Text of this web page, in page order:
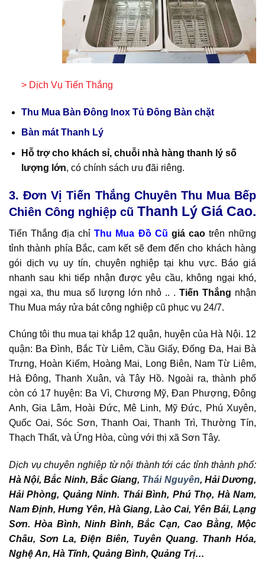
> Dịch Vụ Tiến Thắng
Thu Mua Bàn Đông Inox Tủ Đông Bàn chặt
Bàn mát Thanh Lý
Hỗ trợ cho khách sỉ, chuỗi nhà hàng thanh lý số
lượng lớn, có chính sách ưu đãi riêng.
3. Đơn Vị Tiến Thắng Chuyên Thu Mua Bếp
Chiên Công nghiệp cũ Thanh Lý Giá Cao.
Tiến Thắng địa chỉThu Mua Đồ Cũ giá caotrên những
tỉnh thành phía Bắc, cam kết sẽ đem đến cho khách hàng
gói dịch vụ uy tín, chuyên nghiệp tại khu vực. Báo giá
nhanh sau khi tiếp nhận được yêu cầu, không ngại khó,
ngại xa, thu mua số lượng lớn nhỏ .. .Tiến Thắng nhận
Thu Mua máy rửa bát công nghiệp cũ phục vụ 24/7.
Chúng tôi thu mua tại khắp 12 quận, huyện của Hà Nội. 12
quận: Ba Đình, Bắc Từ Liêm, Cầu Giấy, Đống Đa, Hai Bà
Trưng, Hoàn Kiếm, Hoàng Mai, Long Biên, Nam Từ Liêm,
Hà Đông, Thanh Xuân, và Tây Hồ. Ngoài ra, thành phố
còn có 17 huyện: Ba Vì, Chương Mỹ, Đan Phượng, Đông
Anh, Gia Lâm, Hoài Đức, Mê Linh, Mỹ Đức, Phú Xuyên,
Quốc Oai, Sóc Sơn, Thanh Oai, Thanh Trì, Thường Tín,
Thạch Thất, và Ứng Hòa, cùng với thị xã Sơn Tây.
Dịch vụ chuyên nghiệp từ nội thành tới các tỉnh thành phố:
Hà Nội, Bắc Ninh, Bắc Giang, Thái Nguyên, Hải Dương,
Hải Phòng, Quảng Ninh. Thái Bình, Phú Thọ, Hà Nam,
Nam Định, Hưng Yên, Hà Giang, Lào Cai, Yên Bái, Lạng
Sơn. Hòa Bình, Ninh Bình, Bắc Cạn, Cao Bằng, Mộc
Châu, Sơn La, Điện Biên, Tuyên Quang. Thanh Hóa,
Nghệ An, Hà Tĩnh, Quảng Bình, Quảng Trị…